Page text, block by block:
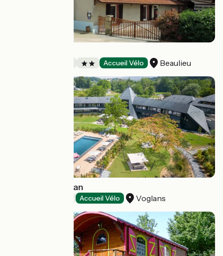
Accueil Vélo Beaulieu
Hotel Le Cervolan
Accueil Vélo Voglans